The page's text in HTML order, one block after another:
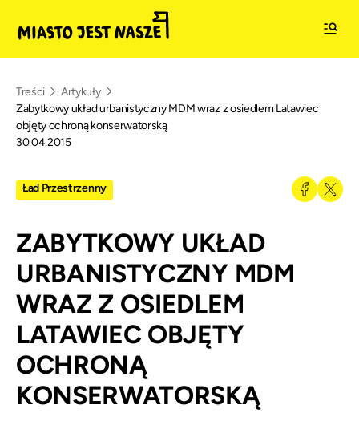
Treści
Artykuły
Zabytkowy układ urbanistyczny MDM wraz z osiedlem Latawiec
objęty ochroną konserwatorską
30.04.2015
Ład Przestrzenny
ZABYTKOWY UKŁAD
URBANISTYCZNY MDM
WRAZ Z OSIEDLEM
LATAWIEC OBJĘTY
OCHRONĄ
KONSERWATORSKĄ